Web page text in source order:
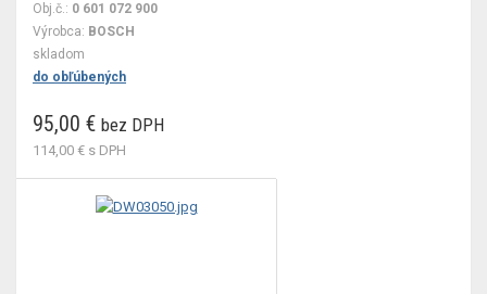
Obj.č.: 0 601 072 900
Výrobca: BOSCH
skladom
do obľúbených
95,00 € bez DPH
114,00 € s DPH